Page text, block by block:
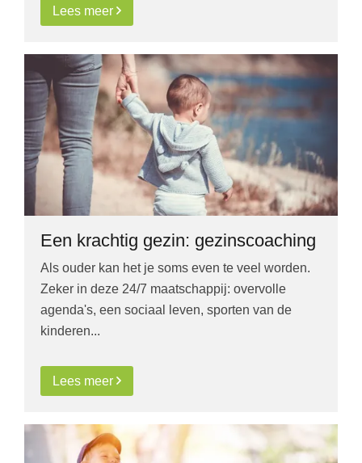
Lees meer
Een krachtig gezin: gezinscoaching
Als ouder kan het je soms even te veel worden.
Zeker in deze 24/7 maatschappij: overvolle
agenda's, een sociaal leven, sporten van de
kinderen...
Lees meer